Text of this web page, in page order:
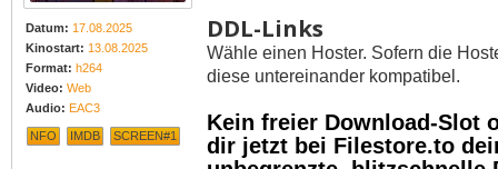
Datum: 17.08.2025
Kinostart: 13.08.2025
Format: h264
Video: Web
Audio: EAC3
NFO IMDB SCREEN#1
DDL-Links
Wähle einen Hoster. Sofern die
diese untereinander kompatibel.
Kein freier Download-Slot
dir jetzt bei Filestore.to